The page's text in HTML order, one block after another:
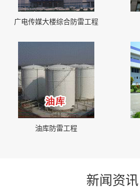
广电传媒大楼综合防雷工程
油库防雷工程
新闻资讯